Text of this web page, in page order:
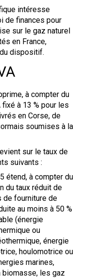
intéresse
de finances pour
sur le gaz naturel
en France,
dispositif.
à compter du
à 13 % pour les
en Corse, de
soumises à la
sur le taux de
suivants :
étend, à compter du
du taux réduit de
de fourniture de
au moins à 50 %
(énergie
ou
énergie
houlomotrice ou
marines,
biomasse, les gaz